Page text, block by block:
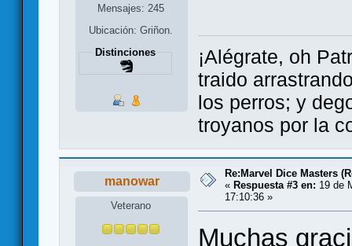
Mensajes: 245
Ubicación: Griñon.
Distinciones
¡Alégrate, oh
traido
los perros; y
troyanos por la
manowar
Veterano
Re:Marvel Dice Masters
« Respuesta #3 en: 19 de
17:10:36 »
Muchas